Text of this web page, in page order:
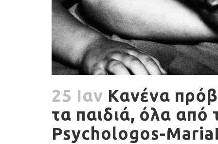
25 Ιαν Κανένα
τα παιδιά, όλα από
Psychologos-